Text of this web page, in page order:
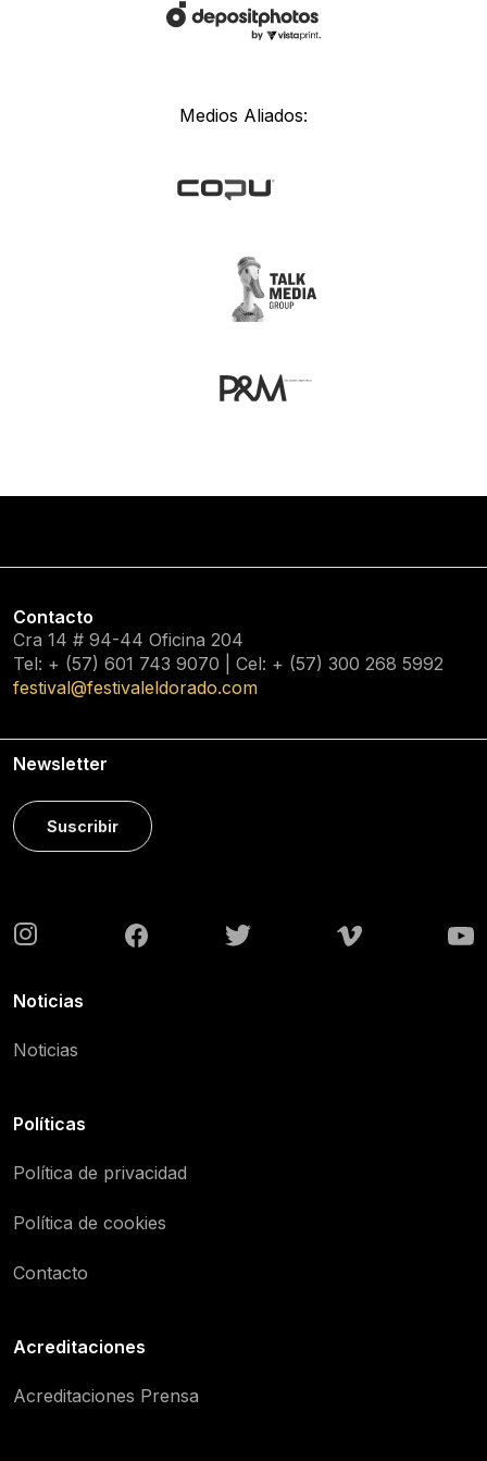
Medios Aliados:
Contacto
Cra 14 # 94-44 Oficina 204
Tel: + (57) 601 743 9070 | Cel: + (57) 300 268 5992
festival@festivaleldorado.com
Newsletter
Suscribir
Noticias
Noticias
Políticas
Política de privacidad
Política de cookies
Contacto
Acreditaciones
Acreditaciones Prensa